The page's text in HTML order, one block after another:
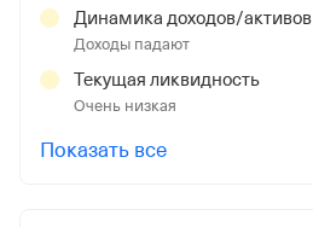
Динамика доходов/активов
Доходы падают
Текущая ликвидность
Очень низкая
Показать все